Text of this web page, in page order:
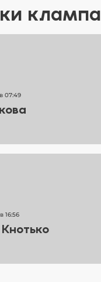
клампа
07:49
16:56